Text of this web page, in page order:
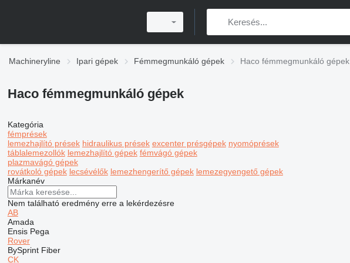
Machineryline Ipari gépek Fémmegmunkáló gépek Haco fémmegmunkáló gépek
Haco fémmegmunkáló gépek
Kategória
fémprések
lemezhajlító prések hidraulikus prések excenter présgépek nyomóprések
táblalemezollók lemezhajlító gépek fémvágó gépek
plazmavágó gépek
rovátkoló gépek lecsévélők lemezhengerítő gépek lemezegyengető gépek
Márkanév
Nem található eredmény erre a lekérdezésre
AB
Amada
Ensis Pega
Rover
BySprint Fiber
CK